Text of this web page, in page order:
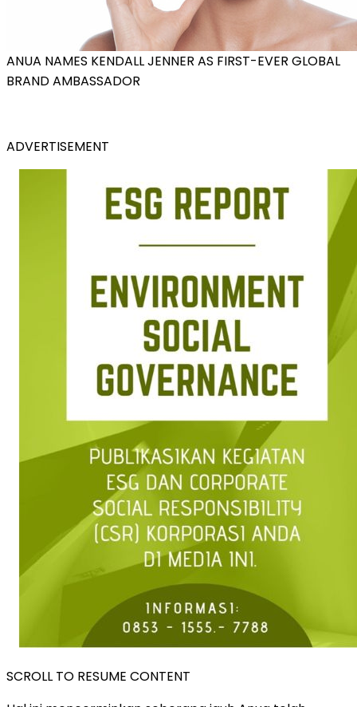
ANUA NAMES KENDALL JENNER AS FIRST-EVER GLOBAL
BRAND AMBASSADOR
ADVERTISEMENT
SCROLL TO RESUME CONTENT